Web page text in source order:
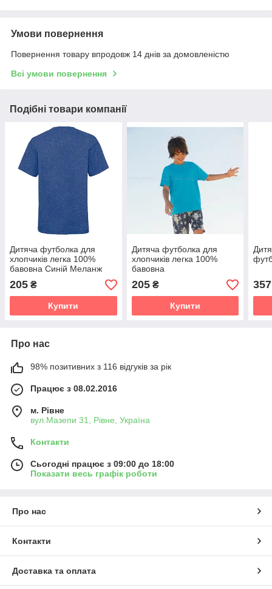
Умови повернення
Повернення товару впродовж 14 днів за домовленістю
Всі умови повернення
Подібні товари компанії
Дитяча футболка для
хлопчиків легка 100%
бавовна Синій Меланж
61-033-R6 14-15
205 ₴
Купити
Дитяча футболка для
хлопчиків легка 100%
бавовна
205₴
Купити
357
Про нас
98% позитивних з 116 відгуків за рік
Працює з 08.02.2016
м. Рівне
вул.Мазепи 31, Рівне, Україна
Контакти
Сьогодні працює з 09:00 до 18:00
Показати весь графік роботи
Про нас
Контакти
Доставка та оплата